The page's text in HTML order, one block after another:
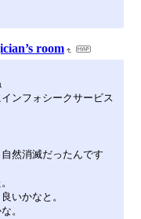
room
ンフォシークサービス
然消滅だったんです
いかなと。
。